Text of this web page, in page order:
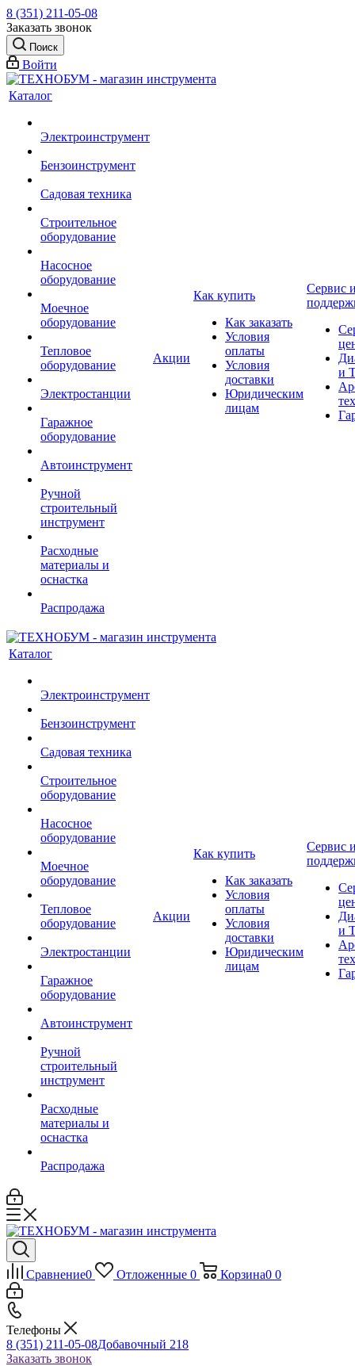
8 (351) 211-05-08
Заказать звонок
Поиск
Войти
Каталог
Электроинструмент
Бензоинструмент
Садовая техника
Строительное
оборудование
Насосное
оборудование
Моечное
оборудование
Тепловое
оборудование
Электростанции
Гаражное
оборудование
Автоинструмент
Ручной
строительный
инструмент
Расходные
материалы и
оснастка
Распродажа
Акции
Как купить
Как заказать
Условия
оплаты
Условия
доставки
Юридическим
лицам
Сервис
и
Каталог
Электроинструмент
Бензоинструмент
Садовая техника
Строительное
оборудование
Насосное
оборудование
Моечное
оборудование
Тепловое
оборудование
Электростанции
Гаражное
оборудование
Автоинструмент
Ручной
строительный
инструмент
Расходные
материалы и
оснастка
Распродажа
Акции
Как купить
Как заказать
Условия
оплаты
Условия
доставки
Юридическим
лицам
Сервис
и
Сравнение0 Отложенные 0 Корзина0 0
Телефоны
8 (351) 211-05-08Добавочный 218
Заказать звонок